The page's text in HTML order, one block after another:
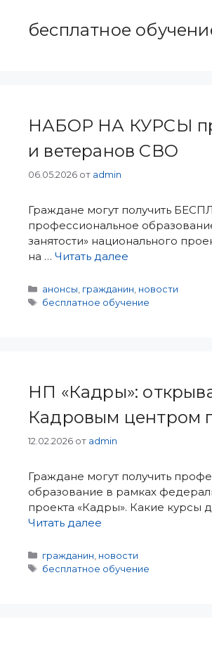
бесплатное
НАБОР НА КУРСЫ
и ветеранов СВО
06.05.2026 от admin
Граждане могут получить
профессиональное
занятости» национального
на … Читать далее
Рубрики
анонсы гражданин новости
Метки
бесплатное обучение
НП «Кадры»:
Кадровым центром
12.02.2026 от admin
Граждане могут получить
образование в рамках
проекта «Кадры». Какие курсы
Читать далее
Рубрики
гражданин новости
Метки
бесплатное обучение